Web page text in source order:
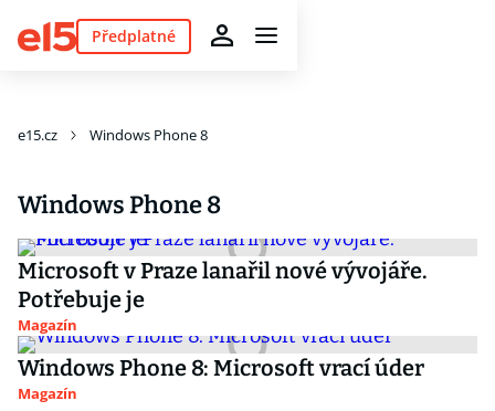
Předplatné
e15.cz Windows Phone 8
Windows Phone 8
Microsoft v Praze lanařil nové vývojáře.
Potřebuje je
Magazín
Windows Phone 8: Microsoft vrací úder
Magazín